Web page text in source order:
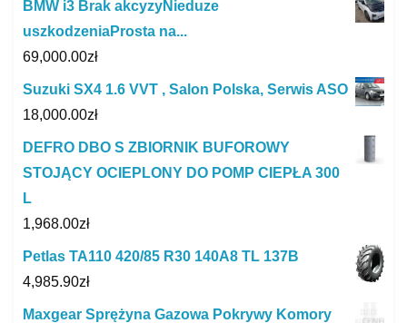
BMW i3 Brak akcyzyNieduze
uszkodzeniaProsta na...
69,000.00zł
Suzuki SX4 1.6 VVT , Salon Polska, Serwis ASO
18,000.00zł
DEFRO DBO S ZBIORNIK BUFOROWY
STOJĄCY OCIEPLONY DO POMP CIEPŁA 300
L
1,968.00zł
Petlas TA110 420/85 R30 140A8 TL 137B
4,985.90zł
Maxgear Sprężyna Gazowa Pokrywy Komory